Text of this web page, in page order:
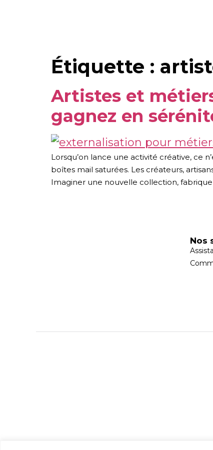
Étiquette :
Artistes et
gagnez en
Lorsqu’on lance une activité créative, ce
boîtes mail saturées. Les créateurs,
Imaginer une nouvelle collection,
Nos